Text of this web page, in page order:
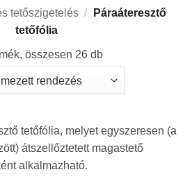
tetőszigetelés /
Páraáteresztő
tetőfólia
összesen 26 db
tetőfólia, melyet egyszeresen (a
átszellőztetett magastető
alkalmazható.